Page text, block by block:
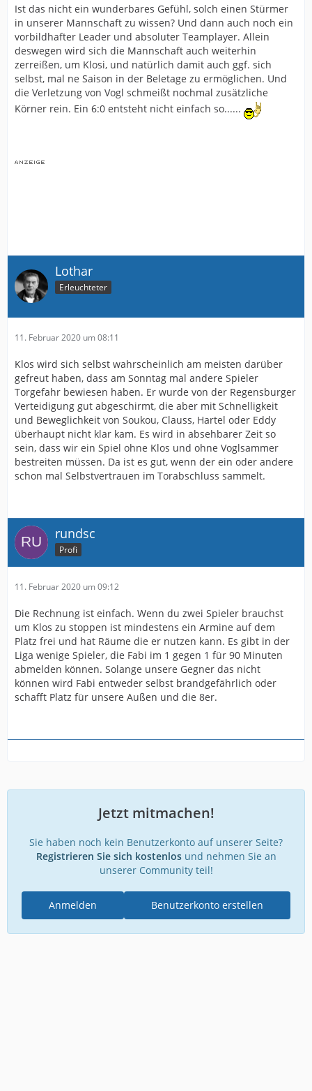
Ist das nicht ein wunderbares Gefühl, solch einen Stürmer
in unserer Mannschaft zu wissen? Und dann auch noch ein
vorbildhafter Leader und absoluter Teamplayer. Allein
deswegen wird sich die Mannschaft auch weiterhin
zerreißen, um Klosi, und natürlich damit auch ggf. sich
selbst, mal ne Saison in der Beletage zu ermöglichen. Und
die Verletzung von Vogl schmeißt nochmal zusätzliche
Körner rein. Ein 6:0 entsteht nicht einfach so......
Lothar
Erleuchteter
11. Februar 2020 um 08:11
Klos wird sich selbst wahrscheinlich am meisten darüber
gefreut haben, dass am Sonntag mal andere Spieler
Torgefahr bewiesen haben. Er wurde von der Regensburger
Verteidigung gut abgeschirmt, die aber mit Schnelligkeit
und Beweglichkeit von Soukou, Clauss, Hartel oder Eddy
überhaupt nicht klar kam. Es wird in absehbarer Zeit so
sein, dass wir ein Spiel ohne Klos und ohne Voglsammer
bestreiten müssen. Da ist es gut, wenn der ein oder andere
schon mal Selbstvertrauen im Torabschluss sammelt.
rundsc
Profi
11. Februar 2020 um 09:12
Die Rechnung ist einfach. Wenn du zwei Spieler brauchst
um Klos zu stoppen ist mindestens ein Armine auf dem
Platz frei und hat Räume die er nutzen kann. Es gibt in der
Liga wenige Spieler, die Fabi im 1 gegen 1 für 90 Minuten
abmelden können. Solange unsere Gegner das nicht
können wird Fabi entweder selbst brandgefährlich oder
schafft Platz für unsere Außen und die 8er.
Jetzt mitmachen!
Sie haben noch kein Benutzerkonto auf unserer Seite?
Registrieren Sie sich kostenlosund nehmen Sie an
unserer Community teil!
Benutzerkonto erstellen
Anmelden